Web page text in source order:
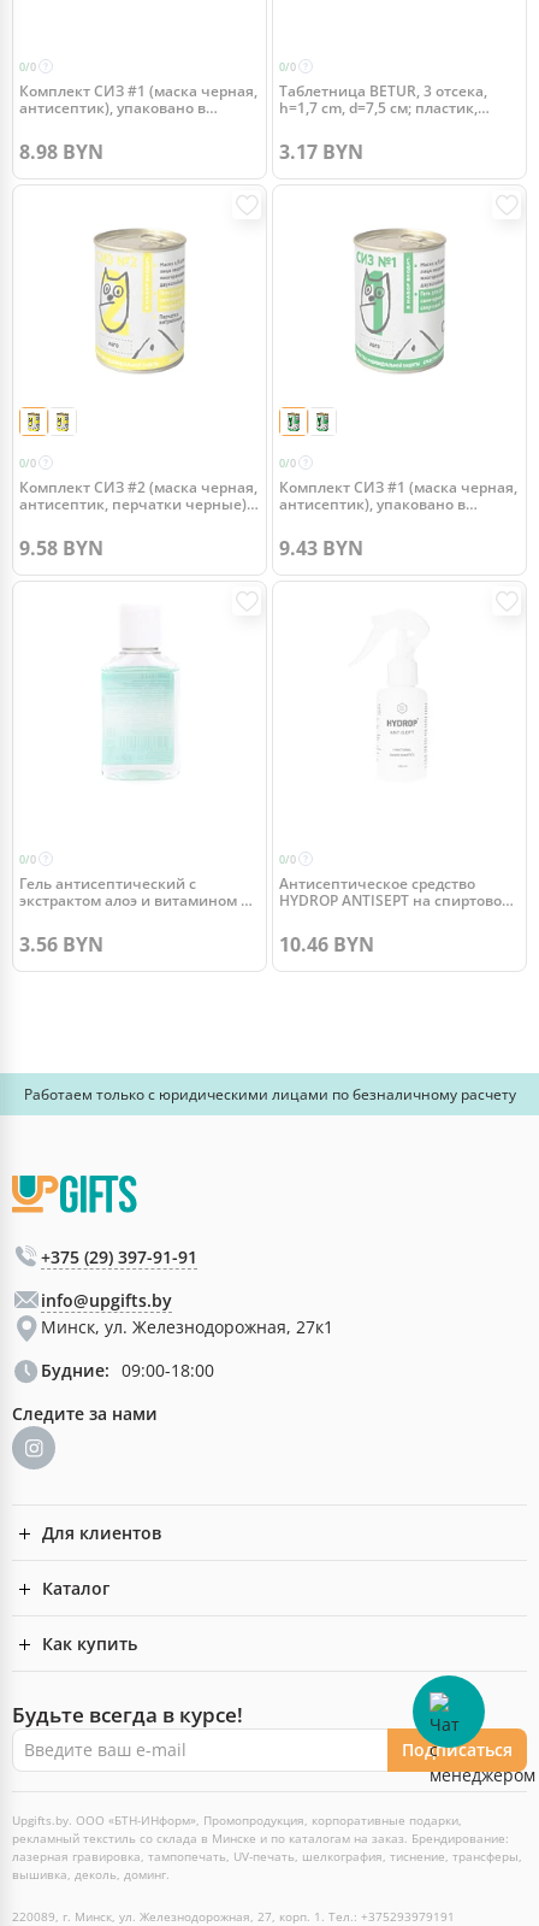
0/0
Комплект СИЗ #1 (маска черная,
антисептик), упаковано в
8.98 BYN
0/0
Таблетница BETUR, 3 отсека,
h=1,7 cm, d=7,5 см; пластик,
3.17 BYN
0/0
Комплект СИЗ #2 (маска черная,
антисептик, перчатки черные),
9.58 BYN
0/0
Комплект СИЗ #1 (маска черная,
антисептик), упаковано в
9.43 BYN
0/0
Гель антисептический с
экстрактом алоэ и витамином Е,
3.56 BYN
0/0
Антисептическое средство
HYDROP ANTISEPT на спиртовой
10.46 BYN
Работаем только с юридическими лицами по безналичному расчету
+375 (29) 397-91-91
info@upgifts.by
Минск, ул. Железнодорожная, 27к1
Будние: 09:00-18:00
Следите за нами
Для клиентов
Каталог
Как купить
Будьте всегда в курсе!
Подписаться
Upgifts.by. ООО «БТН-ИНформ», Промопродукция, корпоративные подарки,
рекламный текстиль со склада в Минске и по каталогам на заказ. Брендирование:
лазерная гравировка, тампопечать, UV-печать, шелкография, тиснение, трансферы,
вышивка, деколь, доминг.
220089, г. Минск, ул. Железнодорожная, 27, корп. 1. Тел.: +375293979191